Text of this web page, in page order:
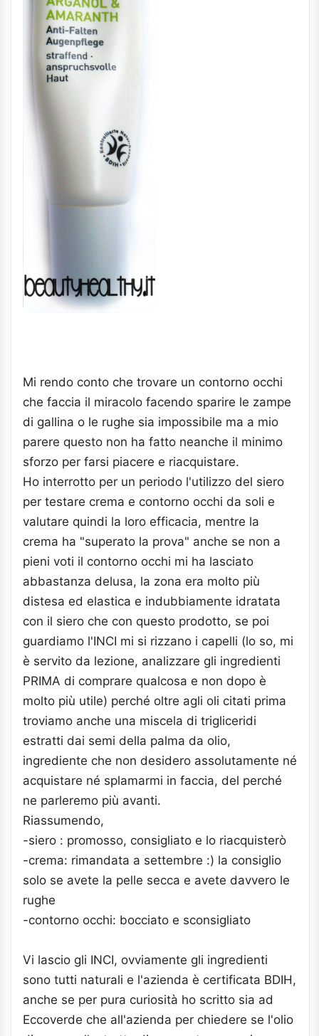
Mi rendo conto che trovare un contorno occhi
che faccia il miracolo facendo sparire le zampe
di gallina o le rughe sia impossibile ma a mio
parere questo non ha fatto neanche il minimo
sforzo per farsi piacere e riacquistare.
Ho interrotto per un periodo l'utilizzo del siero
per testare crema e contorno occhi da soli e
valutare quindi la loro efficacia, mentre la
crema ha "superato la prova" anche se non a
pieni voti il contorno occhi mi ha lasciato
abbastanza delusa, la zona era molto più
distesa ed elastica e indubbiamente idratata
con il siero che con questo prodotto, se poi
guardiamo l'INCI mi si rizzano i capelli (lo so, mi
è servito da lezione, analizzare gli ingredienti
PRIMA di comprare qualcosa e non dopo è
molto più utile) perché oltre agli oli citati prima
troviamo anche una miscela di trigliceridi
estratti dai semi della palma da olio,
ingrediente che non desidero assolutamente né
acquistare né splamarmi in faccia, del perché
ne parleremo più avanti.
Riassumendo,
-siero : promosso, consigliato e lo riacquisterò
-crema: rimandata a settembre :) la consiglio
solo se avete la pelle secca e avete davvero le
rughe
-contorno occhi: bocciato e sconsigliato
Vi lascio gli INCI, ovviamente gli ingredienti
sono tutti naturali e l'azienda è certificata BDIH,
anche se per pura curiosità ho scritto sia ad
Eccoverde che all'azienda per chiedere se l'olio